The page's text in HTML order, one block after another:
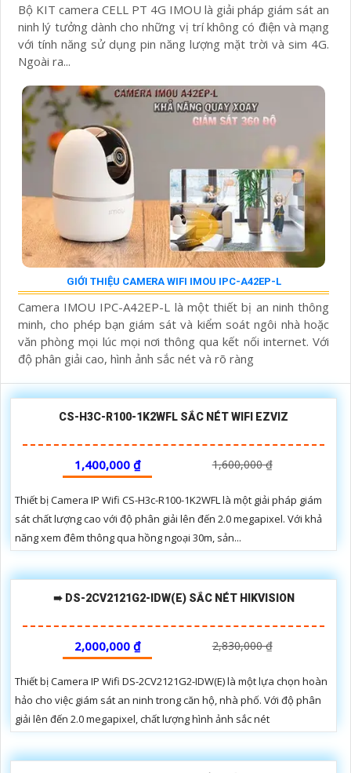
Bộ KIT camera CELL PT 4G IMOU là giải pháp giám sát an
ninh lý tưởng dành cho những vị trí không có điện và mạng
với tính năng sử dụng pin năng lượng mặt trời và sim 4G.
Ngoài ra...
GIỚI THIỆU CAMERA WIFI IMOU IPC-A42EP-L
Camera IMOU IPC-A42EP-L là một thiết bị an ninh thông
minh, cho phép bạn giám sát và kiểm soát ngôi nhà hoặc
văn phòng mọi lúc mọi nơi thông qua kết nối internet. Với
độ phân giải cao, hình ảnh sắc nét và rõ ràng
CS-H3C-R100-1K2WFL SẮC NÉT WIFI EZVIZ
1,400,000 ₫ 1,600,000 ₫
Thiết bị Camera IP Wifi CS-H3c-R100-1K2WFL là một giải pháp giám
sát chất lượng cao với độ phân giải lên đến 2.0 megapixel. Với khả
năng xem đêm thông qua hồng ngoại 30m, sản...
➠ DS-2CV2121G2-IDW(E) SẮC NÉT HIKVISION
2,000,000 ₫ 2,830,000 ₫
Thiết bị Camera IP Wifi DS-2CV2121G2-IDW(E) là một lựa chọn hoàn
hảo cho việc giám sát an ninh trong căn hộ, nhà phố. Với độ phân
giải lên đến 2.0 megapixel, chất lượng hình ảnh sắc nét